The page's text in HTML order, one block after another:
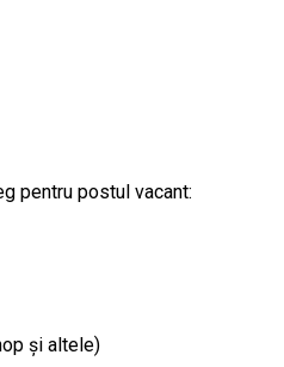
pentru postul vacant:
și altele)